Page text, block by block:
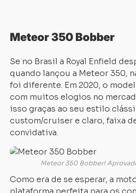
Meteor 350 Bobber
Se no Brasil a Royal Enfield
quando lançou a Meteor 350,
foi diferente. Em 2020, o
com muitos elogios no
isso graças ao seu estilo
custom/cruiser e claro, faixa
convidativa.
Meteor 350 Bobber!
Como era de se esperar, a